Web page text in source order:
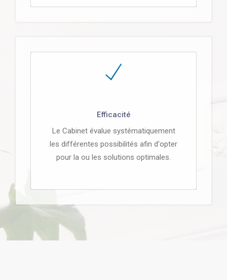
Efficacité
Le Cabinet évalue systématiquement
les différentes possibilités afin d'opter
pour la ou les solutions optimales.